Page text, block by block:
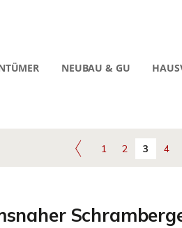
NEUBAU & GU
1 2 3 4